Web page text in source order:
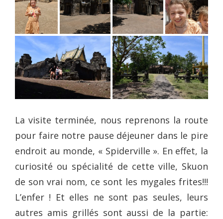
La visite terminée, nous reprenons la route
pour faire notre pause déjeuner dans le pire
endroit au monde, « Spiderville ». En effet, la
curiosité ou spécialité de cette ville, Skuon
de son vrai nom, ce sont les mygales frites!!!
L’enfer ! Et elles ne sont pas seules, leurs
autres amis grillés sont aussi de la partie: